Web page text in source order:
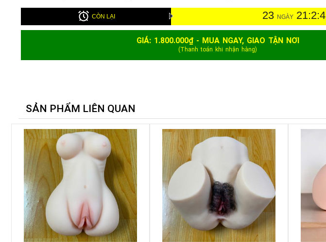
CÒN LẠI 23 NGÀY21:2:3
GIÁ: 1.800.000₫ - MUA NGAY, GIAO TẬN NƠI
(Thanh toán khi nhận hàng)
SẢN PHẨM LIÊN QUAN